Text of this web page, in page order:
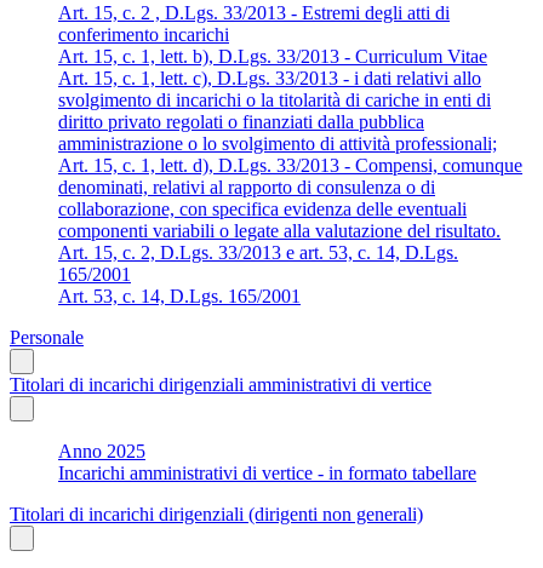
Art. 15, c. 2 , D.Lgs. 33/2013 - Estremi degli atti di
conferimento incarichi
Art. 15, c. 1, lett. b), D.Lgs. 33/2013 - Curriculum Vitae
Art. 15, c. 1, lett. c), D.Lgs. 33/2013 - i dati relativi allo
svolgimento di incarichi o la titolarità di cariche in enti di
diritto privato regolati o finanziati dalla pubblica
amministrazione o lo svolgimento di attività professionali;
Art. 15, c. 1, lett. d), D.Lgs. 33/2013 - Compensi, comunque
denominati, relativi al rapporto di consulenza o di
collaborazione, con specifica evidenza delle eventuali
componenti variabili o legate alla valutazione del risultato.
Art. 15, c. 2, D.Lgs. 33/2013 e art. 53, c. 14, D.Lgs.
165/2001
Art. 53, c. 14, D.Lgs. 165/2001
Personale
Titolari di incarichi dirigenziali amministrativi di vertice
Anno 2025
Incarichi amministrativi di vertice - in formato tabellare
Titolari di incarichi dirigenziali (dirigenti non generali)